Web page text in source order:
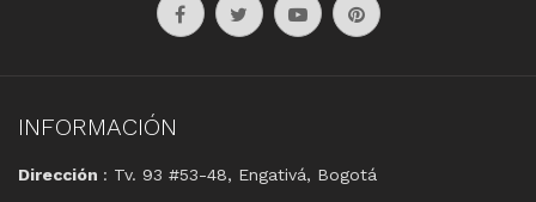
INFORMACIÓN
Dirección : Tv. 93 #53-48, Engativá, Bogotá